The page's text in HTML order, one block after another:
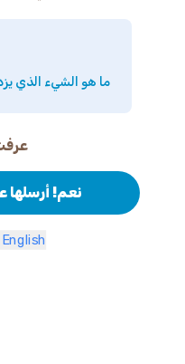
ما هو الشيء الذي
نعم! أرسلها